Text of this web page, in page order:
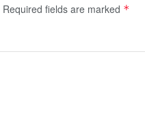
Required fields are marked *